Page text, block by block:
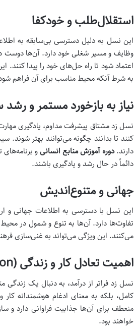
استقلال‌طلب و خودکفا
این نسل به دلیل دسترسی بی‌سابقه به
وظایف و مسیر شغلی خود دارد. آن‌ها دوست
اعتماد شود تا راه حل‌های خود را پیدا کنند.
به شرط آنکه محیط مناسب برای آن فراهم
نیاز به بازخورد مستمر و
نسل زد مشتاق پیشرفت مداوم، یادگیری
کنند تا بدانند چگونه می‌توانند بهتر شوند.
دارند. دوره آموزش منابع انسانیو
دائماً در حال رشد و یادگیری باشند.
جهانی و متنوع‌اندیش
این نسل با دسترسی به اطلاعات جهانی و
تفاوت‌ها دارد. آن‌ها به تنوع و شمول در
می‌کنند. این ویژگی می‌تواند به غنی‌سازی
اهمیت تعادل کار و زندگی (Work-Life Integration)
نسل زد فراتر از درآمد، به دنبال یک زندگی
کامل، بلکه به معنای ادغام هوشمندانه
منعطف برای آن‌ها جذابیت فراوانی دارد و
خواهند بود.